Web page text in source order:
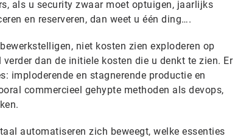
als u security zwaar moet optuigen, jaarlijks
en reserveren, dan weet u één ding….
niet kosten zien exploderen op
dan de initiele kosten die u denkt te zien. Er
imploderende en stagnerende productie en
commercieel gehypte methoden als devops,
automatiseren zich beweegt, welke essenties